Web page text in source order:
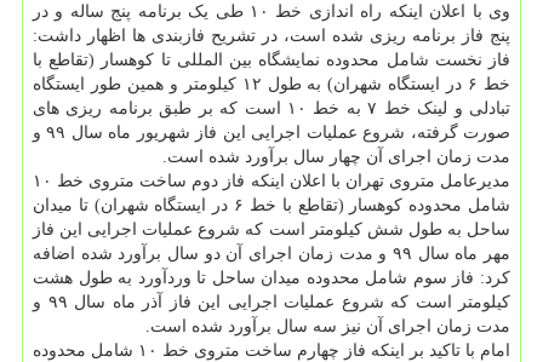
وی با اعلان اینکه راه اندازی خط ۱۰ طی یک برنامه پنج ساله و در
پنج فاز برنامه ریزی شده است، در تشریح فازبندی ها اظهار داشت:
فاز نخست شامل محدوده نمایشگاه بین المللی تا کوهسار (تقاطع با
خط ۶ در ایستگاه شهران) به طول ۱۲ کیلومتر و همین طور ایستگاه
تبادلی و لینک خط ۷ به خط ۱۰ است که بر طبق برنامه ریزی های
صورت گرفته، شروع عملیات اجرایی این فاز شهریور ماه سال ۹۹ و
مدت زمان اجرای آن چهار سال برآورد شده است.
مدیرعامل متروی تهران با اعلان اینکه فاز دوم ساخت متروی خط ۱۰
شامل محدوده کوهسار (تقاطع با خط ۶ در ایستگاه شهران) تا میدان
ساحل به طول شش کیلومتر است که شروع عملیات اجرایی این فاز
مهر ماه سال ۹۹ و مدت زمان اجرای آن دو سال برآورد شده اضافه
کرد: فاز سوم شامل محدوده میدان ساحل تا وردآورد به طول هشت
کیلومتر است که شروع عملیات اجرایی این فاز آذر ماه سال ۹۹ و
مدت زمان اجرای آن نیز سه سال برآورد شده است.
امام با تاکید بر اینکه فاز چهارم ساخت متروی خط ۱۰ شامل محدوده